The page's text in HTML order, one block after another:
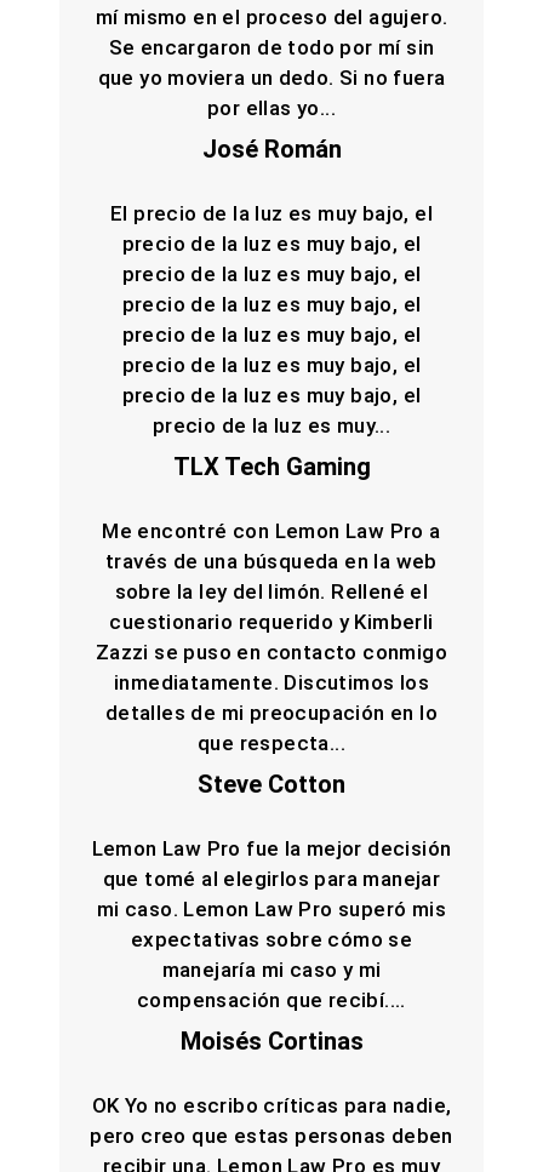
mí mismo en el proceso del agujero.
Se encargaron de todo por mí sin
que yo moviera un dedo. Si no fuera
por ellas yo...
José Román
El precio de la luz es muy bajo, el
precio de la luz es muy bajo, el
precio de la luz es muy bajo, el
precio de la luz es muy bajo, el
precio de la luz es muy bajo, el
precio de la luz es muy bajo, el
precio de la luz es muy bajo, el
precio de la luz es muy...
TLX Tech Gaming
Me encontré con Lemon Law Pro a
través de una búsqueda en la web
sobre la ley del limón. Rellené el
cuestionario requerido y Kimberli
Zazzi se puso en contacto conmigo
inmediatamente. Discutimos los
detalles de mi preocupación en lo
que respecta...
Steve Cotton
Lemon Law Pro fue la mejor decisión
que tomé al elegirlos para manejar
mi caso. Lemon Law Pro superó mis
expectativas sobre cómo se
manejaría mi caso y mi
compensación que recibí....
Moisés Cortinas
OK Yo no escribo críticas para nadie,
pero creo que estas personas deben
recibir una. Lemon Law Pro es muy